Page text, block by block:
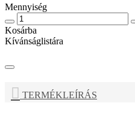
Mennyiség
Kosárba
Kívánságlistára
TERMÉKLEÍRÁS